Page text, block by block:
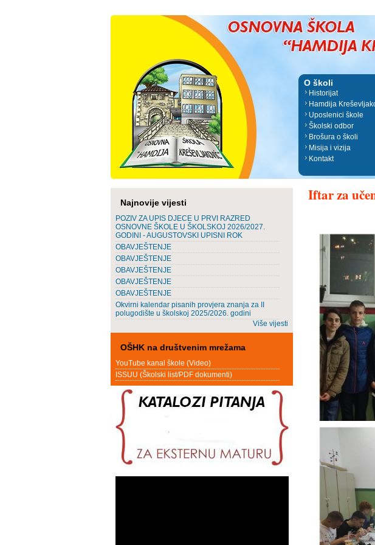
O školi
Historijat
Hamdija
Uposlenici škole
Školski odbor
Brošura o školi
Misija i vizija
Kontakt
Najnovije vijesti
POZIV ZA UPIS DJECE U PRVI RAZRED
OSNOVNE ŠKOLE U ŠKOLSKOJ 2026/2027.
GODINI - AUGUSTOVSKI UPISNI ROK
OBAVJEŠTENJE
OBAVJEŠTENJE
OBAVJEŠTENJE
OBAVJEŠTENJE
OBAVJEŠTENJE
Okvirni kalendar pisanih provjera znanja za II
polugodište u školskoj 2025/2026. godini
Više vijesti
OŠHK na društvenim mrežama
YouTube kanal škole (Video)
ISSUU (Školski list/PDF dokumenti)
Iftar za